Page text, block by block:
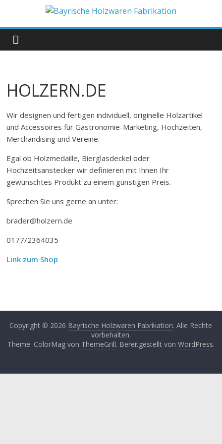
springen
Bayrische
Holzwaren
Fabrikation
HOLZERN.DE
Wir designen und fertigen individuell, originelle Holzartikel
und Accessoires für Gastronomie-Marketing, Hochzeiten,
Merchandising und Vereine.
Egal ob Holzmedaille, Bierglasdeckel oder
Hochzeitsanstecker wir definieren mit Ihnen Ihr
gewünschtes Produkt zu einem günstigen Preis.
Sprechen Sie uns gerne an unter:
brader@holzern.de
0177/2364035
Link zum Shop
Copyright © 2026 Bayrische Holzwaren Fabrikation. Alle Rechte
vorbehalten.
Theme: ColorMag von ThemeGrill. Bereitgestellt von WordPress.